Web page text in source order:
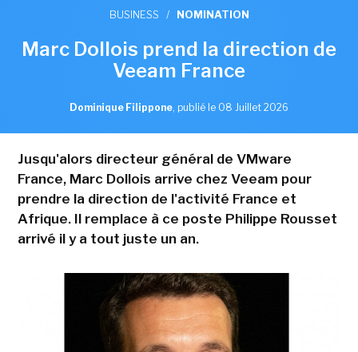
BUSINESS / NOMINATION
Marc Dollois prend la direction de
Veeam France
Dominique Filippone, publié le 08 Juillet 2026
Jusqu'alors directeur général de VMware
France, Marc Dollois arrive chez Veeam pour
prendre la direction de l'activité France et
Afrique. Il remplace à ce poste Philippe Rousset
arrivé il y a tout juste un an.